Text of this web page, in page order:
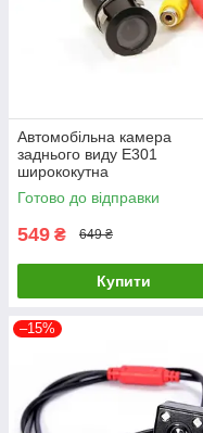
Автомобільна камера
заднього виду E301
ширококутна
Готово до відправки
549 ₴ 649 ₴
Купити
–15%